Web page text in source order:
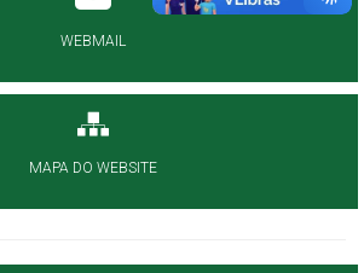
WEBMAIL
MAPA DO WEBSITE